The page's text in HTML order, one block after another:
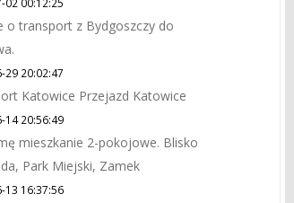
o transport z Bydgoszczy do
29 20:02:47
Katowice Przejazd Katowice
14 20:56:49
mieszkanie 2-pokojowe. Blisko
Park Miejski, Zamek
13 16:37:56